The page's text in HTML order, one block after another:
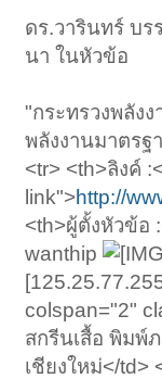
ดร.วารินทร์ บร
นา ในหัวข้อ
"กระทรวงพลัง
พลังงานมาตรฐ
<tr> <th>ลิงค์
link">http://
<th>ผู้ตั้งหัวข้อ
wanthip
colspan="2"
สกรีนเสื้อ พิมพ์
เชียงใหม่</td>